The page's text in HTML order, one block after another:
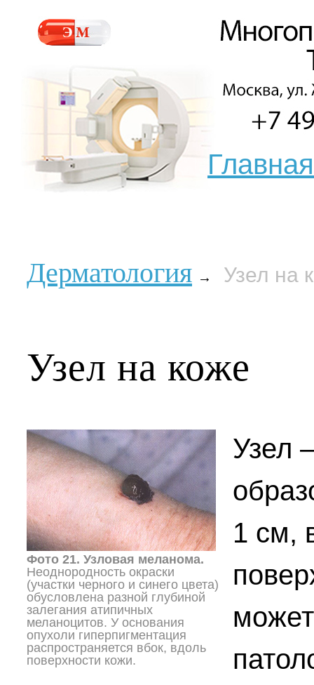
Главная
Дерматология → Узел на
Узел на коже
Фото 21. Узловая меланома.
Неоднородность окраски
(участки черного и синего цвета)
обусловлена разной глубиной
залегания атипичных
меланоцитов. У основания
опухоли гиперпигментация
распространяется вбок, вдоль
поверхности кожи.
Узел
1 см,